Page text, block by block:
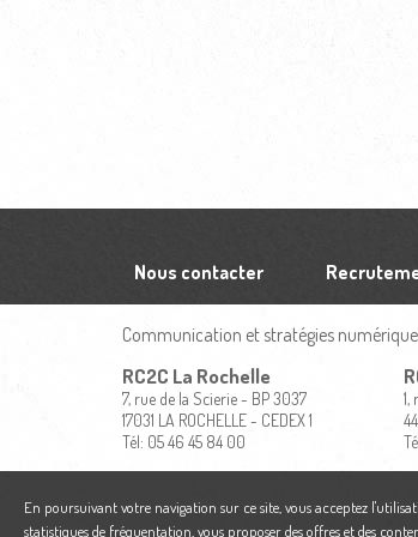
Nous contacter
Communication et stratégies
RC2C La Rochelle
7, rue de la Scierie - BP 3037
17031 LA ROCHELLE - CEDEX 1
Tél: 05 46 45 84 00
En poursuivant votre navigation sur ce site, vous acceptez
statistiques de fréquentation, vous proposer des offres et des